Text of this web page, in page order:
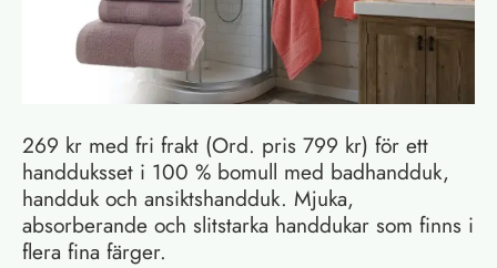
269 kr med fri frakt (Ord. pris 799 kr) för ett
handduksset i 100 % bomull med badhandduk,
handduk och ansiktshandduk. Mjuka,
absorberande och slitstarka handdukar som finns i
flera fina färger.